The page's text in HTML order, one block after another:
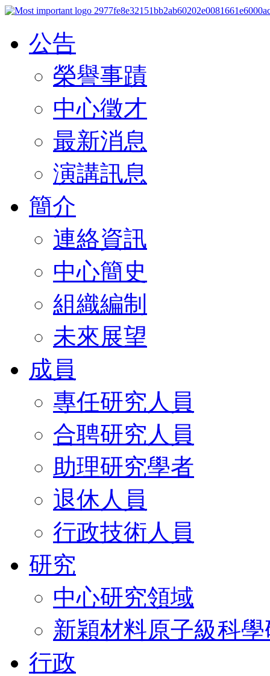
公告
榮譽事蹟
中心徵才
最新消息
演講訊息
簡介
連絡資訊
中心簡史
組織編制
未來展望
成員
專任研究人員
合聘研究人員
助理研究學者
退休人員
行政技術人員
研究
中心研究領域
新穎材料原子級科
行政